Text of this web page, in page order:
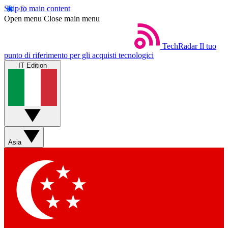
Skip to main content
Open menu Close main menu
TechRadar Il tuo
punto di riferimento per gli acquisti tecnologici
IT Edition
Asia